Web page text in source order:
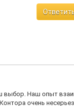
выбор. Наш опыт
очень